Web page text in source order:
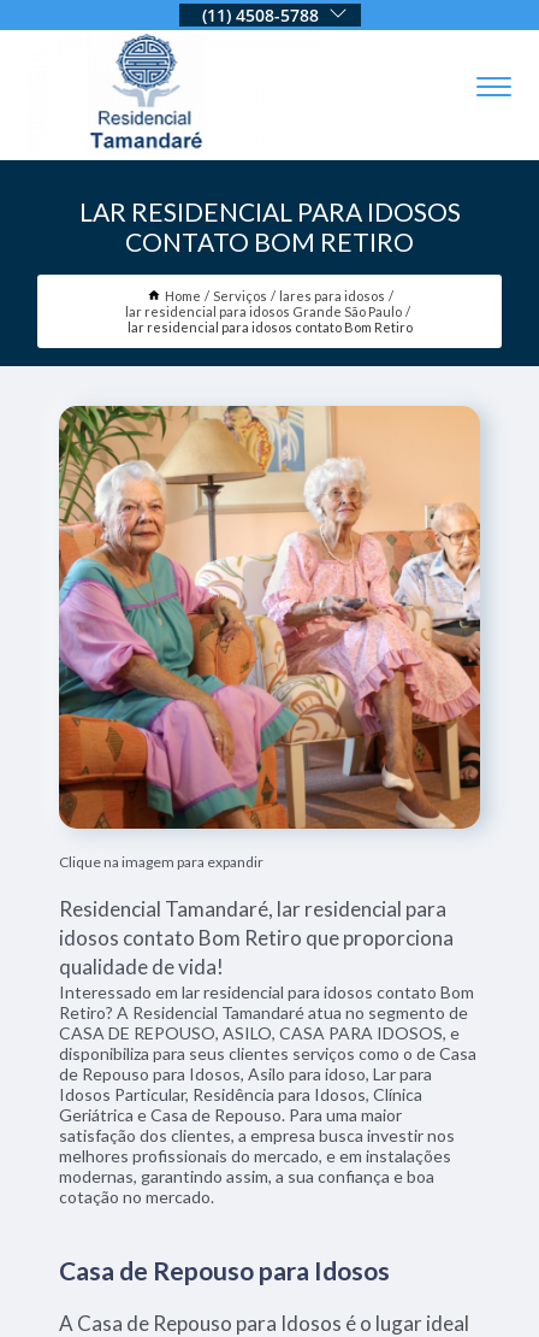
(11) 4508-5788
LAR RESIDENCIAL PARA IDOSOS
CONTATO BOM RETIRO
Home Serviços
lares para idosos
lar residencial para idosos Grande São Paulo
lar residencial para idosos contato Bom Retiro
Clique na imagem para expandir
Residencial Tamandaré, lar residencial para
idosos contato Bom Retiro que proporciona
qualidade de vida!
Interessado em lar residencial para idosos contato Bom
Retiro? A Residencial Tamandaré atua no segmento de
CASA DE REPOUSO, ASILO, CASA PARA IDOSOS, e
disponibiliza para seus clientes serviços como o de Casa
de Repouso para Idosos, Asilo para idoso, Lar para
Idosos Particular, Residência para Idosos, Clínica
Geriátrica e Casa de Repouso. Para uma maior
satisfação dos clientes, a empresa busca investir nos
melhores profissionais do mercado, e em instalações
modernas, garantindo assim, a sua confiança e boa
cotação no mercado.
Casa de Repouso para Idosos
A Casa de Repouso para Idosos é o lugar ideal